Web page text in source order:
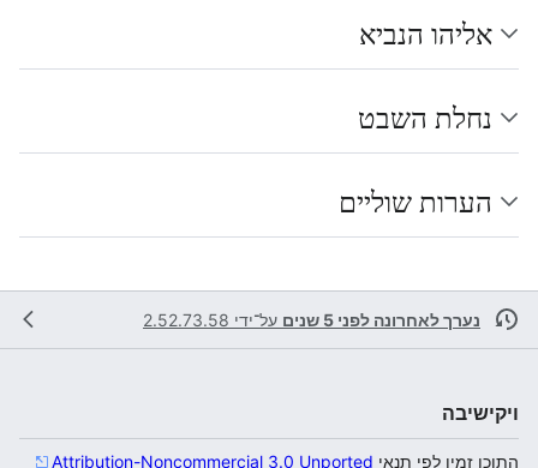
אליהו הנביא
נחלת השבט
הערות שוליים
נערך לאחרונה לפני 5 שנים על־ידי 2.52.73.58
ויקישיבה
התוכן זמין לפי תנאי Attribution-Noncommercial 3.0 Unported